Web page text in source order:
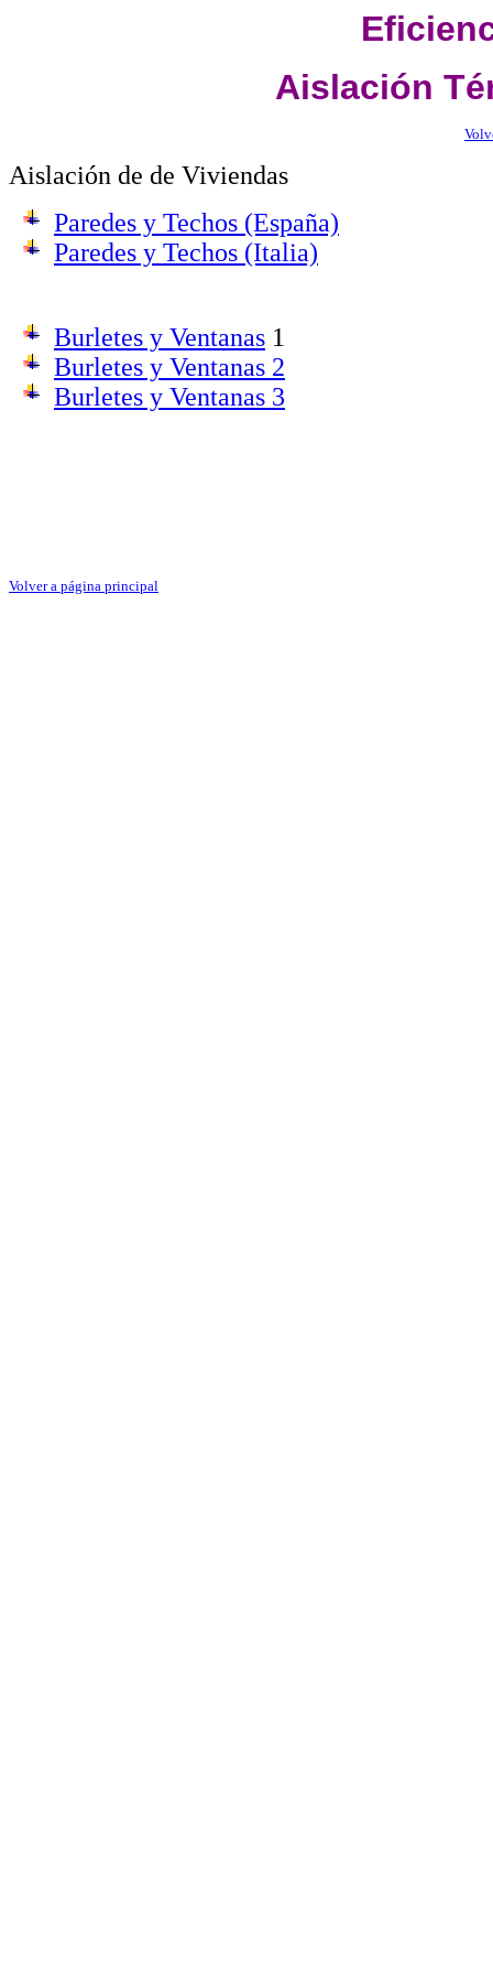
Aislación
Aislación de de Viviendas
Paredes y Techos (España)
Paredes y Techos (Italia)
Burletes y Ventanas 1
Burletes y Ventanas 2
Burletes y Ventanas 3
Volver a página principal